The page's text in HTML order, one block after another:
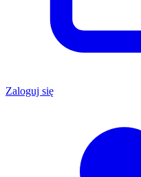
Zaloguj się